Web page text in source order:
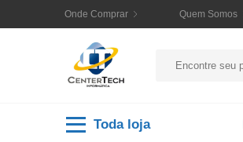
Onde Comprar Quem Somos
Toda loja